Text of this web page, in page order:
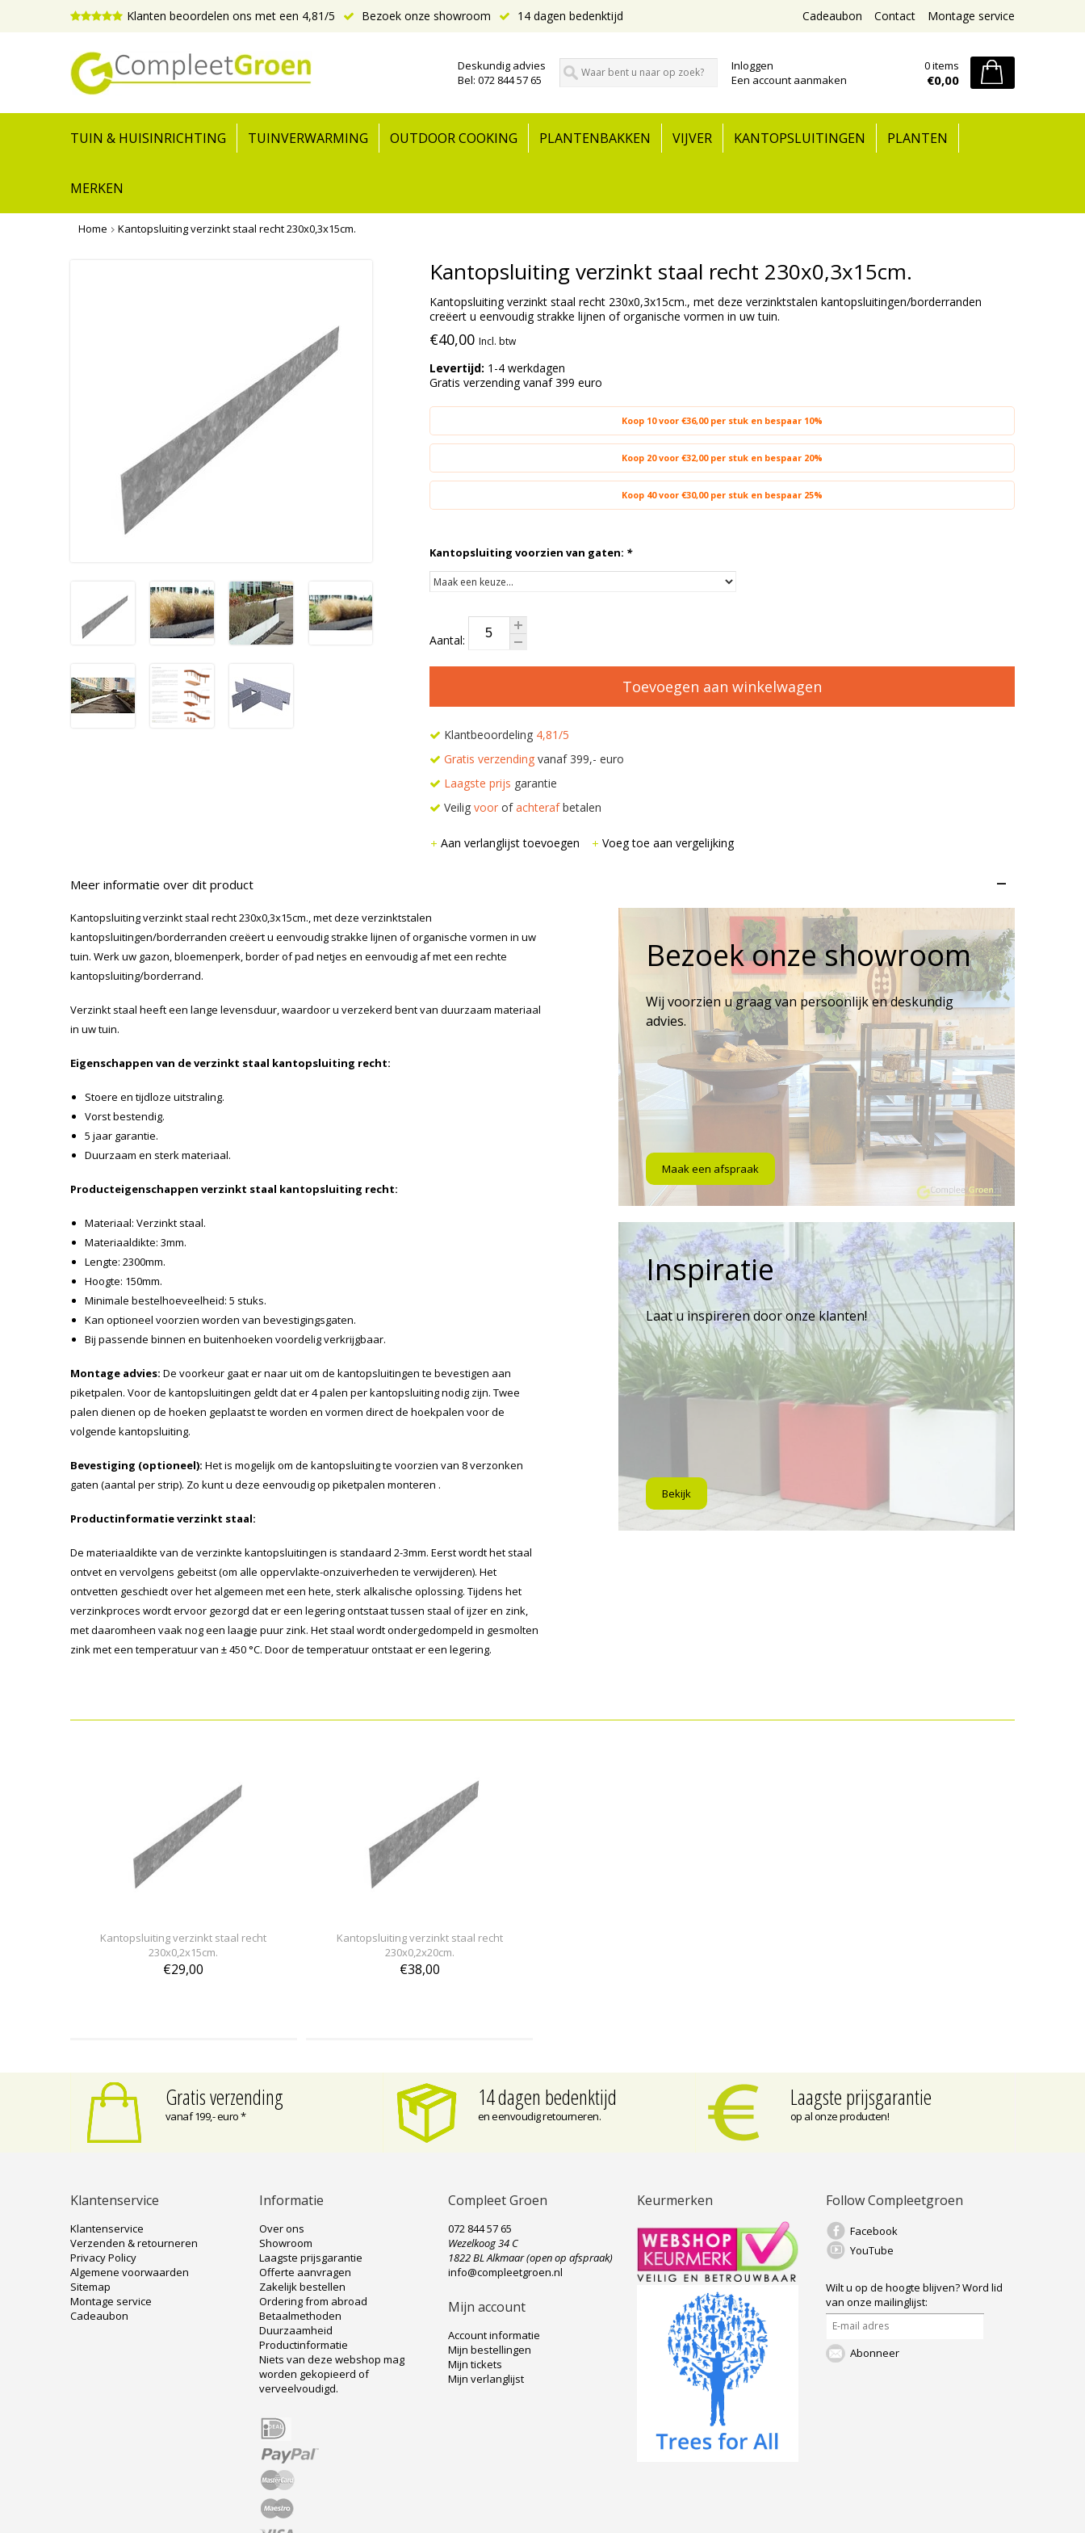
Klanten beoordelen ons met een 4,81/5 Bezoek onze showroom 14 dagen bedenktijd Montage service
Contact
Cadeaubon
Deskundig advies
Bel: 072 844 57 65
Inloggen
Een account aanmaken
0 items
€0,00
TUIN & HUISINRICHTING TUINVERWARMING OUTDOOR COOKING PLANTENBAKKEN VIJVER KANTOPSLUITINGEN PLANTEN
MERKEN
Home Kantopsluiting verzinkt staal recht 230x0,3x15cm.
Kantopsluiting verzinkt staal recht 230x0,3x15cm.
Kantopsluiting verzinkt staal recht 230x0,3x15cm., met deze verzinktstalen kantopsluitingen/borderranden
creëert u eenvoudig strakke lijnen of organische vormen in uw tuin.
€40,00 Incl. btw
Levertijd: 1-4 werkdagen
Gratis verzending vanaf 399 euro
Koop 10 voor €36,00 per stuk en bespaar 10%
Koop 20 voor €32,00 per stuk en bespaar 20%
Koop 40 voor €30,00 per stuk en bespaar 25%
Kantopsluiting voorzien van gaten: *
Aantal:
Toevoegen aan winkelwagen
Klantbeoordeling 4,81/5
Gratis verzendingvanaf 399,- euro
Laagste prijs garantie
Veilig voorofachterafbetalen
Aan verlanglijst toevoegen Voeg toe aan vergelijking
Meer informatie over dit product –
Kantopsluiting verzinkt staal recht 230x0,3x15cm., met deze verzinktstalen
kantopsluitingen/borderranden creëert u eenvoudig strakke lijnen of organische vormen in uw
tuin. Werk uw gazon, bloemenperk, border of pad netjes en eenvoudig af met een rechte
kantopsluiting/borderrand.
Verzinkt staal heeft een lange levensduur, waardoor u verzekerd bent van duurzaam materiaal
in uw tuin.
Eigenschappen van de verzinkt staal kantopsluiting recht:
Stoere en tijdloze uitstraling.
Vorst bestendig.
5 jaar garantie.
Duurzaam en sterk materiaal.
Producteigenschappen verzinkt staal kantopsluiting recht:
Materiaal: Verzinkt staal.
Materiaaldikte: 3mm.
Lengte: 2300mm.
Hoogte: 150mm.
Minimale bestelhoeveelheid: 5 stuks.
Kan optioneel voorzien worden van bevestigingsgaten.
Bij passende binnen en buitenhoeken voordelig verkrijgbaar.
Montage advies: De voorkeur gaat er naar uit om de kantopsluitingen te bevestigen aan
piketpalen. Voor de kantopsluitingen geldt dat er 4 palen per kantopsluiting nodig zijn. Twee
palen dienen op de hoeken geplaatst te worden en vormen direct de hoekpalen voor de
volgende kantopsluiting.
Bevestiging (optioneel): Het is mogelijk om de kantopsluiting te voorzien van 8 verzonken
gaten (aantal per strip). Zo kunt u deze eenvoudig op piketpalen monteren .
Productinformatie verzinkt staal:
De materiaaldikte van de verzinkte kantopsluitingen is standaard 2-3mm. Eerst wordt het staal
ontvet en vervolgens gebeitst (om alle oppervlakte-onzuiverheden te verwijderen). Het
ontvetten geschiedt over het algemeen met een hete, sterk alkalische oplossing. Tijdens het
verzinkproces wordt ervoor gezorgd dat er een legering ontstaat tussen staal of ijzer en zink,
met daaromheen vaak nog een laagje puur zink. Het staal wordt ondergedompeld in gesmolten
zink met een temperatuur van ± 450 °C. Door de temperatuur ontstaat er een legering.
Bezoek onze showroom
Wij voorzien u graag van persoonlijk en deskundig
advies.
Maak een afspraak
Inspiratie
Laat u inspireren door onze klanten!
Bekijk
Kantopsluiting verzinkt staal recht
230x0,2x15cm.
€29,00
Kantopsluiting verzinkt staal recht
230x0,2x20cm.
€38,00
Gratis verzending
vanaf 199,- euro *
14 dagen bedenktijd
en eenvoudig retourneren.
Laagste prijsgarantie
op al onze producten!
Klantenservice
Klantenservice
Verzenden & retourneren
Privacy Policy
Algemene voorwaarden
Sitemap
Montage service
Cadeaubon
Informatie
Over ons
Showroom
Laagste prijsgarantie
Offerte aanvragen
Zakelijk bestellen
Ordering from abroad
Betaalmethoden
Duurzaamheid
Productinformatie
Niets van deze webshop mag
worden gekopieerd of
verveelvoudigd.
Compleet Groen
072 844 57 65
Wezelkoog 34 C
1822 BL Alkmaar (open op afspraak)
info@compleetgroen.nl
Mijn account
Account informatie
Mijn bestellingen
Mijn tickets
Mijn verlanglijst
Keurmerken Follow Compleetgroen
Facebook
YouTube
Wilt u op de hoogte blijven?Word lid
van onze mailinglijst:
Abonneer